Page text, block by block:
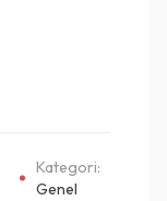
Kategori:
Genel